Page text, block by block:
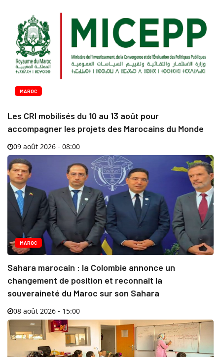
MAROC
Les CRI mobilisés du 10 au 13 août pour
accompagner les projets des Marocains du Monde
09 août 2026 - 08:00
MAROC
Sahara marocain : la Colombie annonce un
changement de position et reconnaît la
souveraineté du Maroc sur son Sahara
08 août 2026 - 15:00